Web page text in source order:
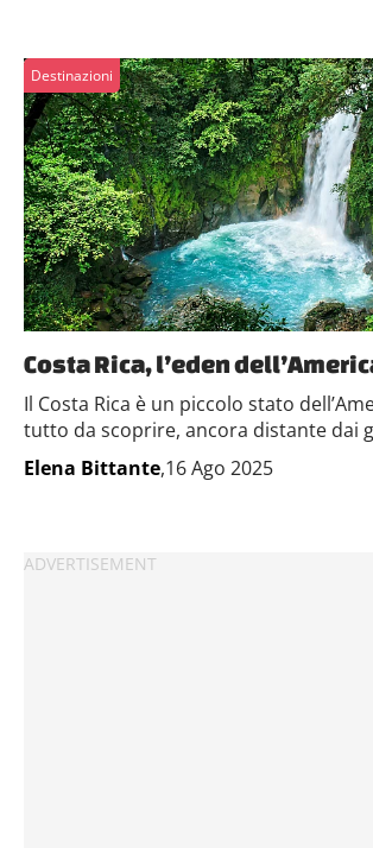
Destinazioni
Costa Rica, l’eden
Il Costa Rica è un piccolo stato
tutto da scoprire, ancora distante dai
Elena Bittante,16 Ago 2025